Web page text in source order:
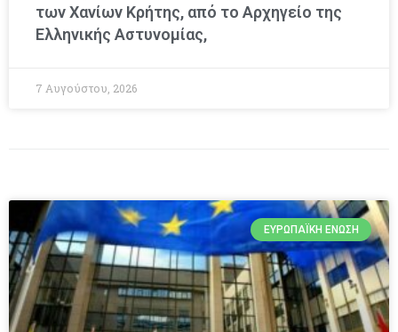
των Χανίων Κρήτης, από το Αρχηγείο της
Ελληνικής Αστυνομίας,
7 Αυγούστου, 2026
ΕΥΡΩΠΑΪΚΉ ΈΝΩΣΗ